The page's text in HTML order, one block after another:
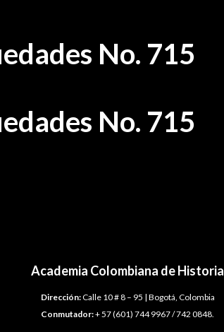
No. 715
No. 715
Academia Colombiana de Historia
Dirección:Calle 10 # 8 – 95 | Bogotá, Colombia
Conmutador:+ 57 (601) 744 9967 / 742 0848.